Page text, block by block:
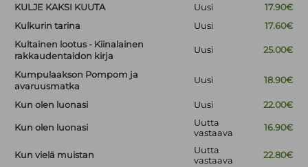
KULJE KAKSI KUUTA
Uusi
17.90€
Kulkurin tarina
Uusi
17.60€
Kultainen lootus - Kiinalainen
rakkaudentaidon kirja
Uusi 25.00€
Kumpulaakson Pompom ja
avaruusmatka
Uusi 18.90€
Kun olen luonasi Uusi 22.00€
Kun olen luonasi
Uutta
vastaava
16.90€
Kun vielä muistan
Uutta
vastaava
22.80€